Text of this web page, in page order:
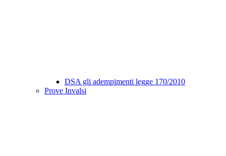
DSA gli adempimenti legge 170/2010
Prove Invalsi